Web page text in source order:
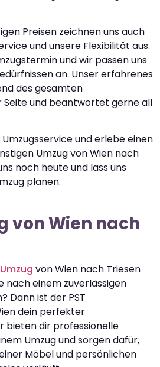
Preisen zeichnen uns auch
und unsere Flexibilität aus.
und wir passen uns
an. Unser erfahrenes
des gesamten
Seite und beantwortet gerne all
und erlebe einen
Umzug von Wien nach
noch heute und lass uns
planen.
von Wien nach
von Wien nach Triesen
nach einem zuverlässigen
Dann ist der PST
dein perfekter
bieten dir professionelle
Umzug und sorgen dafür,
Möbel und persönlichen